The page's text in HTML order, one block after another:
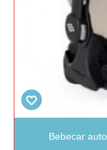
Bebecar